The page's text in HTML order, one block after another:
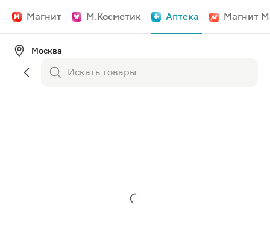
Магнит М.Косметик Аптека Магнит
Москва